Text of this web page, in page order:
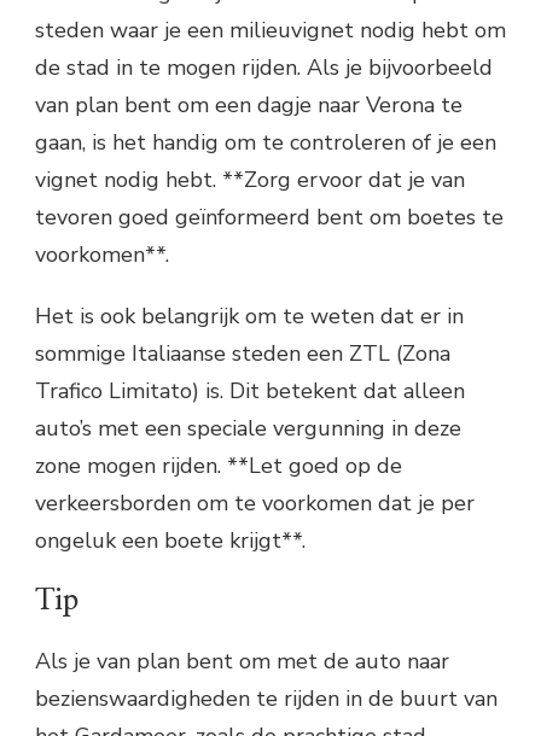
steden waar je een milieuvignet nodig hebt om
de stad in te mogen rijden. Als je bijvoorbeeld
van plan bent om een dagje naar Verona te
gaan, is het handig om te controleren of je een
vignet nodig hebt. **Zorg ervoor dat je van
tevoren goed geïnformeerd bent om boetes te
voorkomen**.
Het is ook belangrijk om te weten dat er in
sommige Italiaanse steden een ZTL (Zona
Trafico Limitato) is. Dit betekent dat alleen
auto’s met een speciale vergunning in deze
zone mogen rijden. **Let goed op de
verkeersborden om te voorkomen dat je per
ongeluk een boete krijgt**.
Tip
Als je van plan bent om met de auto naar
bezienswaardigheden te rijden in de buurt van